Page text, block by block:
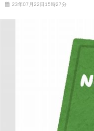
23年07月22日15時27分